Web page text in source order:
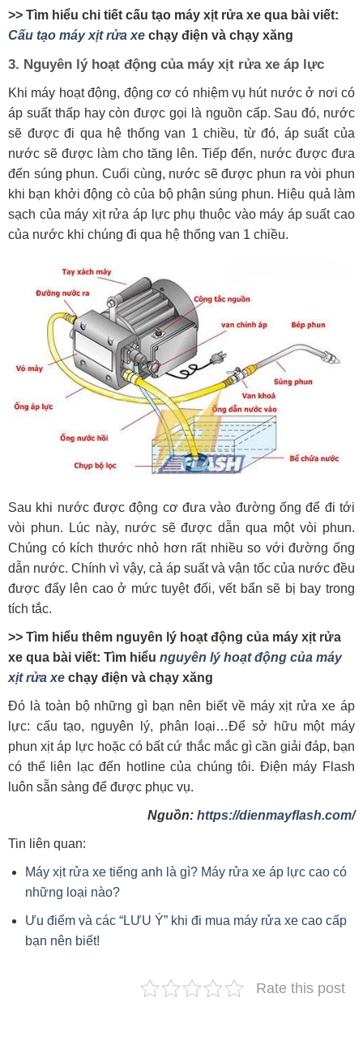
>> Tìm hiểu chi tiết cấu tạo máy xịt rửa xe qua bài viết:
Cấu tạo máy xịt rửa xe chạy điện và chạy xăng
3. Nguyên lý hoạt động của máy xịt rửa xe áp lực
Khi máy hoạt động, động cơ có nhiệm vụ hút nước ở nơi có
áp suất thấp hay còn được gọi là nguồn cấp. Sau đó, nước
sẽ được đi qua hệ thống van 1 chiều, từ đó, áp suất của
nước sẽ được làm cho tăng lên. Tiếp đến, nước được đưa
đến súng phun. Cuối cùng, nước sẽ được phun ra vòi phun
khi bạn khởi động cò của bộ phận súng phun. Hiệu quả làm
sạch của máy xịt rửa áp lực phụ thuộc vào máy áp suất cao
của nước khi chúng đi qua hệ thống van 1 chiều.
Sau khi nước được động cơ đưa vào đường ống để đi tới
vòi phun. Lúc này, nước sẽ được dẫn qua một vòi phun.
Chúng có kích thước nhỏ hơn rất nhiều so với đường ống
dẫn nước. Chính vì vậy, cả áp suất và vận tốc của nước đều
được đẩy lên cao ở mức tuyệt đối, vết bẩn sẽ bị bay trong
tích tắc.
>> Tìm hiểu thêm nguyên lý hoạt động của máy xịt rửa
xe qua bài viết: Tìm hiểu nguyên lý hoạt động của máy
xịt rửa xe chạy điện và chạy xăng
Đó là toàn bộ những gì bạn nên biết về máy xịt rửa xe áp
lực: cấu tạo, nguyên lý, phân loại…Để sở hữu một máy
phun xịt áp lực hoặc có bất cứ thắc mắc gì cần giải đáp, bạn
có thể liên lạc đến hotline của chúng tôi. Điện máy Flash
luôn sẵn sàng để được phục vụ.
Nguồn: https://dienmayflash.com/
Tin liên quan:
Máy xịt rửa xe tiếng anh là gì? Máy rửa xe áp lực cao có
những loại nào?
Ưu điểm và các “LƯU Ý” khi đi mua máy rửa xe cao cấp
bạn nên biết!
Rate this post